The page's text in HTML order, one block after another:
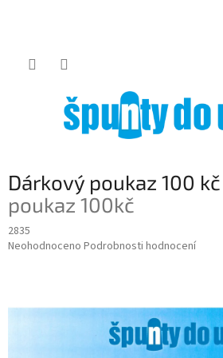
Dárkový poukaz 100 kč
poukaz 100kč
2835
Průměrné
0,0
Neohodnoceno Podrobnosti hodnocení